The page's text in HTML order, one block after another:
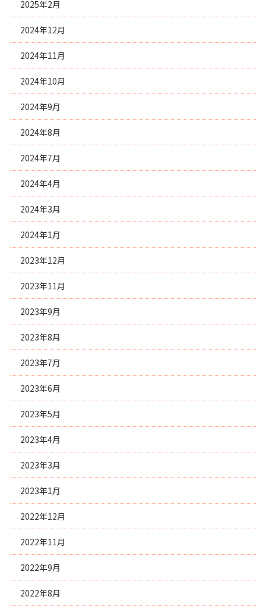
2025年2月
2024年12月
2024年11月
2024年10月
2024年9月
2024年8月
2024年7月
2024年4月
2024年3月
2024年1月
2023年12月
2023年11月
2023年9月
2023年8月
2023年7月
2023年6月
2023年5月
2023年4月
2023年3月
2023年1月
2022年12月
2022年11月
2022年9月
2022年8月